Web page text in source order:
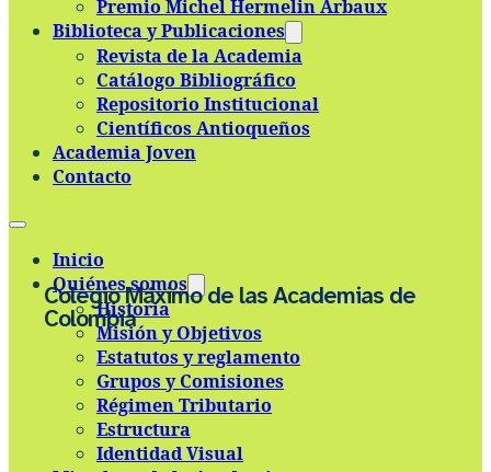
Skip to main contentSkip to footer
Premio Michel Hermelin Arbaux
Biblioteca y Publicaciones
Revista de la Academia
Catálogo Bibliográfico
Repositorio Institucional
Científicos Antioqueños
Academia Joven
Contacto
Inicio
Quiénes somos
Historia
Misión y Objetivos
Estatutos y reglamento
Grupos y Comisiones
Régimen Tributario
Estructura
Identidad Visual
Colegio Máximo de las Academias de
Colombia